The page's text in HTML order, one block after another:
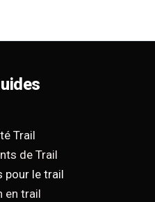
Trail
de Trail
pour le trail
en trail